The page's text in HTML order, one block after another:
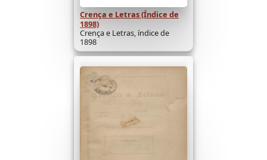
Crença e Letras (Índice de
1898)
Crença e Letras, índice de
1898